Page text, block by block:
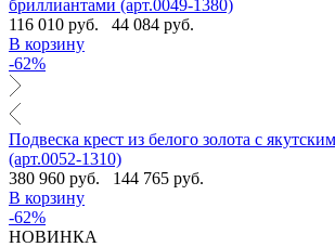
бриллиантами (арт.0049-1380)
116 010 руб.
44 084 руб.
В корзину
-62%
Подвеска крест из белого золота с
(арт.0052-1310)
380 960 руб.
144 765 руб.
В корзину
-62%
НОВИНКА